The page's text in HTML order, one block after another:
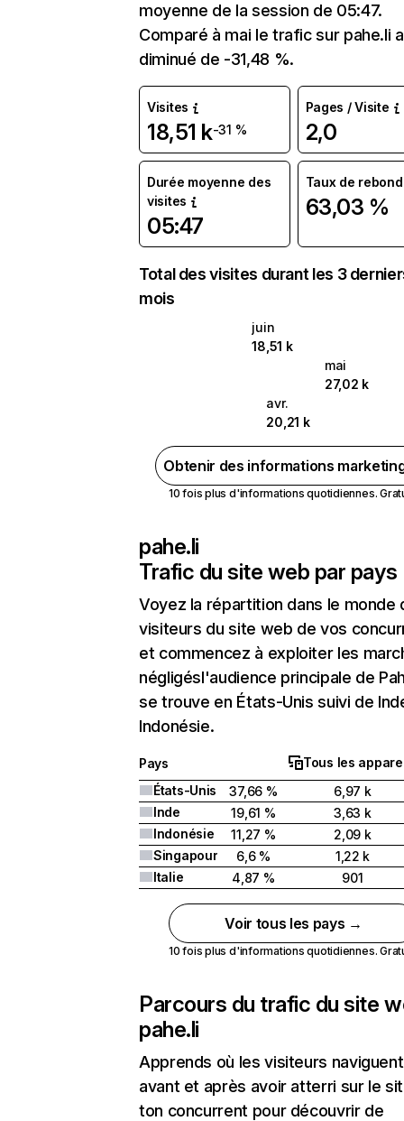
moyenne de la session de 05:47.
Comparé à mai le trafic sur pahe.li a
diminué de -31,48 %.
Visites
18,51 k-31 %
Pages / Visite
2,0
Durée moyenne des
visites
05:47
Taux de rebond
63,03 %
Total des visites durant les 3
mois
juin
18,51 k
mai
27,02 k
avr.
20,21 k
Obtenir des informations
10 fois plus d'informations quotidiennes.
pahe.li
Trafic du site web par pays
Voyez la répartition dans le monde
visiteurs du site web de vos
et commencez à exploiter les
négligésl'audience principale de
se trouve en États-Unis suivi de
Indonésie.
Pays
Tous les
États-Unis
37,66 %
6,97 k
Inde
19,61 %
3,63 k
Indonésie
11,27 %
2,09 k
Singapour
6,6 %
1,22 k
Italie
4,87 % 901
Voir tous les pays →
10 fois plus d'informations quotidiennes.
Parcours du trafic du site
pahe.li
Apprends où les visiteurs naviguent
avant et après avoir atterri sur le
ton concurrent pour découvrir de